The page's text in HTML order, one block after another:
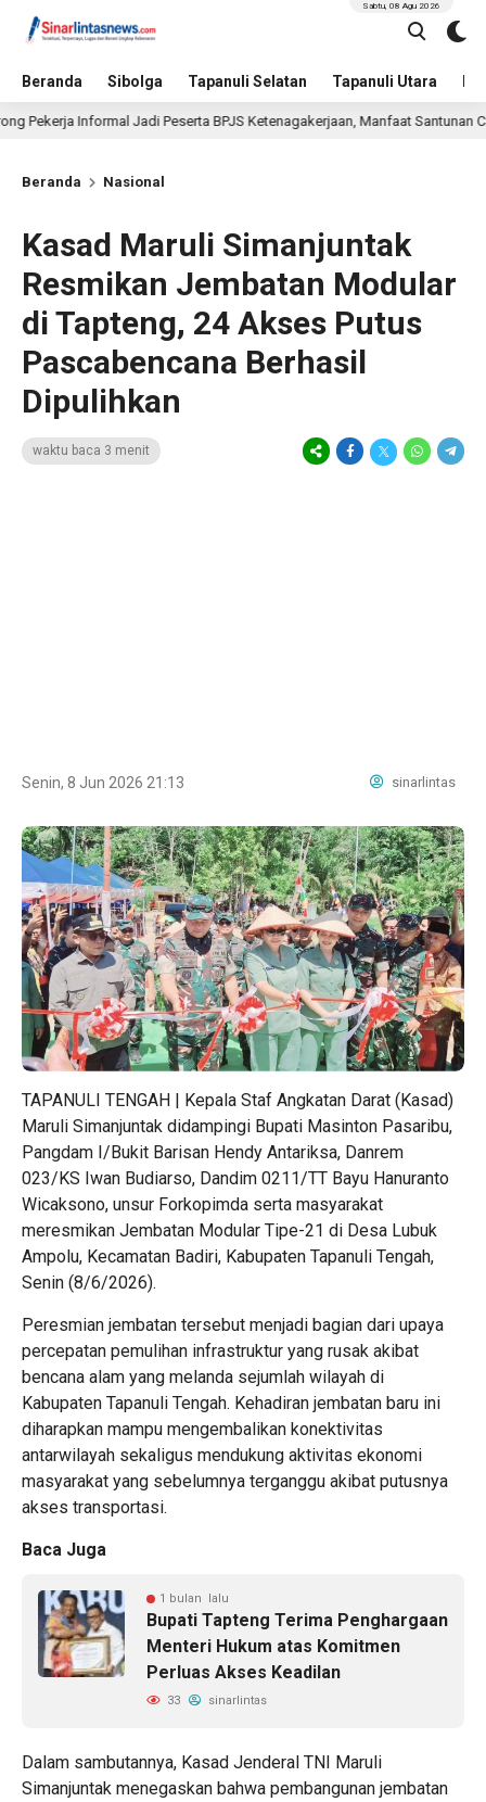
Beranda Sibolga Tapanuli Selatan Tapanuli Utara
Sabtu, 08 Agu 2026
Jadi Peserta BPJS Ketenagakerjaan, Manfaat Santunan Capai Ratusan
Beranda Nasional
Kasad Maruli Simanjuntak
Resmikan Jembatan Modular
di Tapteng, 24 Akses Putus
Pascabencana Berhasil
Dipulihkan
waktu baca 3 menit
Senin, 8 Jun 2026 21:13 sinarlintas
TAPANULI TENGAH | Kepala Staf Angkatan Darat (Kasad)
Maruli Simanjuntak didampingi Bupati Masinton Pasaribu,
Pangdam I/Bukit Barisan Hendy Antariksa, Danrem
023/KS Iwan Budiarso, Dandim 0211/TT Bayu Hanuranto
Wicaksono, unsur Forkopimda serta masyarakat
meresmikan Jembatan Modular Tipe-21 di Desa Lubuk
Ampolu, Kecamatan Badiri, Kabupaten Tapanuli Tengah,
Senin (8/6/2026).
Peresmian jembatan tersebut menjadi bagian dari upaya
percepatan pemulihan infrastruktur yang rusak akibat
bencana alam yang melanda sejumlah wilayah di
Kabupaten Tapanuli Tengah. Kehadiran jembatan baru ini
diharapkan mampu mengembalikan konektivitas
antarwilayah sekaligus mendukung aktivitas ekonomi
masyarakat yang sebelumnya terganggu akibat putusnya
akses transportasi.
Baca Juga
1 bulan lalu
Bupati Tapteng Terima Penghargaan
Menteri Hukum atas Komitmen
Perluas Akses Keadilan
33 sinarlintas
Dalam sambutannya, Kasad Jenderal TNI Maruli
Simanjuntak menegaskan bahwa pembangunan jembatan